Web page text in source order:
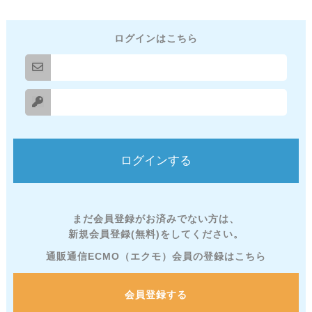
ログインはこちら
まだ会員登録がお済みでない方は、
新規会員登録(無料)をしてください。
通販通信ECMO（エクモ）会員の登録はこちら
会員登録する